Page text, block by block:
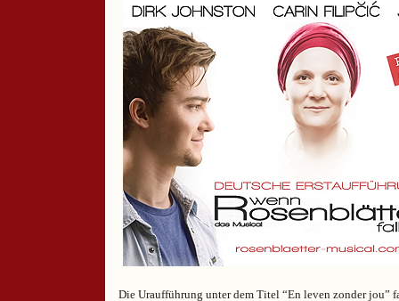
Die Uraufführung unter dem Titel “En leven zonder jou”